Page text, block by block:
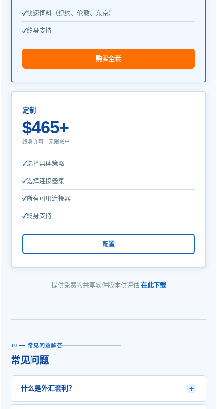
快速饲料（纽约、伦敦、东京）
終身支持
购买全套
定制
$465+
终身许可 · 无限账户
选择具体策略
选择连接器集
所有可用连接器
終身支持
配置
提供免费的共享软件版本供评估在此下载
10 — 常见问题解答
常见问题
什么是外汇套利？ +